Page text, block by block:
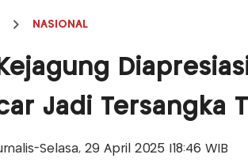
NASIONAL
Jadi Tersangka
Selasa, 29 April 2025 |18:46 WIB